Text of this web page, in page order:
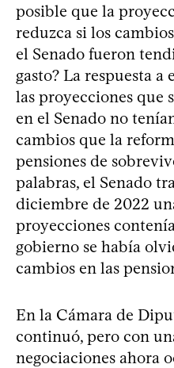
posible que la
reduzca si los
el Senado fueron
gasto? La respuesta a
las proyecciones que
en el Senado no
cambios que la
pensiones de
palabras, el Senado
diciembre de 2022
proyecciones
gobierno se había
cambios en las
En la Cámara de
continuó, pero con
negociaciones ahora